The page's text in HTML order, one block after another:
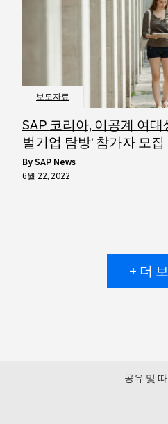
보도자료
SAP 코리아, 이공계 여대
벌기업 탐방’ 참가자 모집
by SAP News
6월 22, 2022
+ 더 보
공유 및